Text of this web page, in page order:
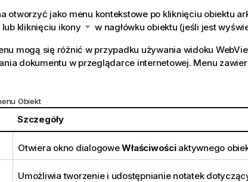
otworzyć jako menu kontekstowe po kliknięciu obiektu
kliknięciu ikony
w nagłówku obiektu (jeśli jest
mogą się różnić w przypadku używania widoku
dokumentu w przeglądarce internetowej. Menu
Obiekt
Szczegóły
Otwiera okno dialogoweWłaściwościaktywnego
Umożliwia tworzenie i udostępnianie notatek